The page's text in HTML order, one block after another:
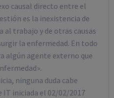
causal directo entre el
es la inexistencia de
trabajo y de otras causas
la enfermedad. En todo
algún agente externo que
ninguna duda cabe
IT iniciada el 02/02/2017